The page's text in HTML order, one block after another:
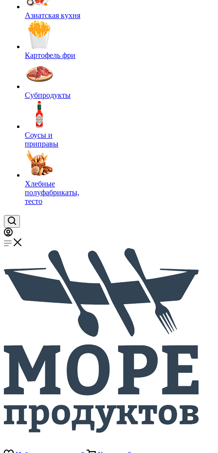
Азиатская кухня
Картофель фри
Субпродукты
Соусы и
приправы
Хлебные
полуфабрикаты,
тесто